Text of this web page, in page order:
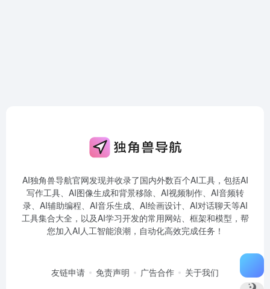
AI独角兽导航官网发现并收录了国内外数百个AI工具，包括AI
写作工具、AI图像生成和背景移除、AI视频制作、AI音频转
录、AI辅助编程、AI音乐生成、AI绘画设计、AI对话聊天等AI
工具集合大全，以及AI学习开发的常用网站、框架和模型，帮
您加入AI人工智能浪潮，自动化高效完成任务！
友链申请 免责声明 广告合作 关于我们